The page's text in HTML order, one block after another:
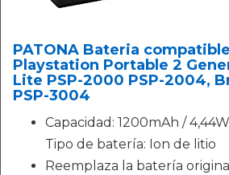
PATONA Bateria
Playstation Portable 2
Lite PSP-2000 PSP-2004,
PSP-3004
Capacidad: 1200mAh /
Tipo de batería: Ion de litio
Reemplaza la batería